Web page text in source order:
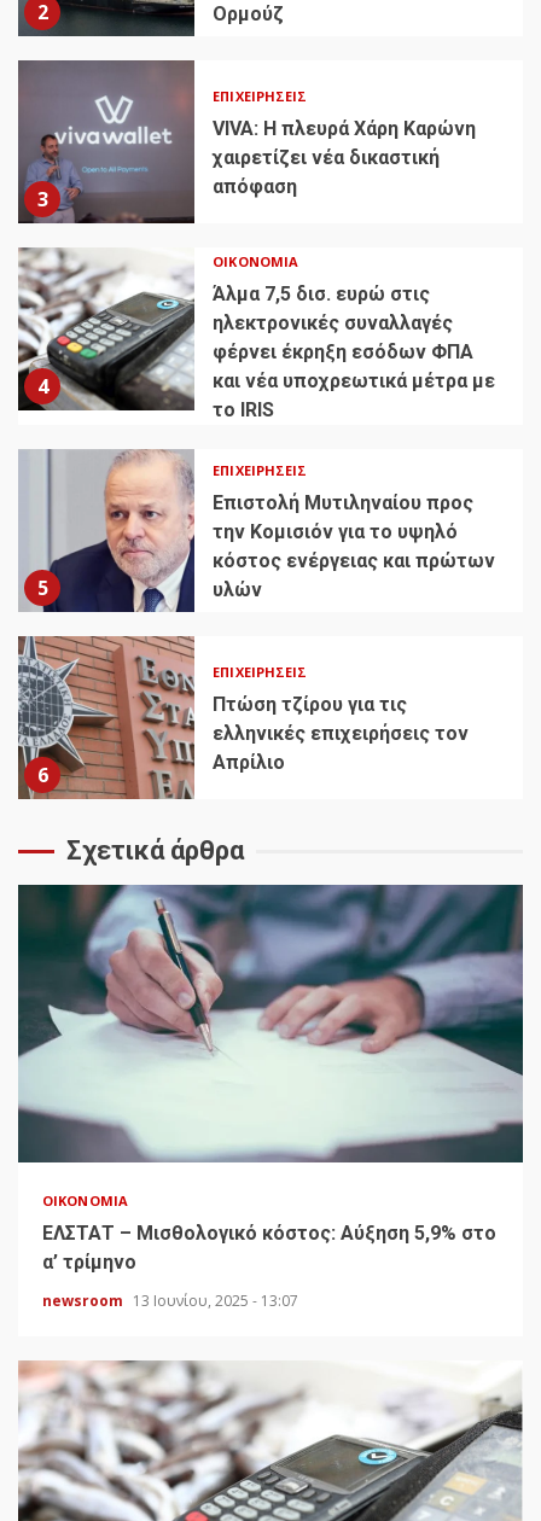
2 Ορμούζ
3
ΕΠΙΧΕΙΡΉΣΕΙΣ
VIVA: Η πλευρά Χάρη Καρώνη
χαιρετίζει νέα δικαστική
απόφαση
4
ΟΙΚΟΝΟΜΊΑ
Άλμα 7,5 δισ. ευρώ στις
ηλεκτρονικές συναλλαγές
φέρνει έκρηξη εσόδων ΦΠΑ
και νέα υποχρεωτικά μέτρα με
το IRIS
5
ΕΠΙΧΕΙΡΉΣΕΙΣ
Επιστολή Μυτιληναίου προς
την Κομισιόν για το υψηλό
κόστος ενέργειας και πρώτων
υλών
6
ΕΠΙΧΕΙΡΉΣΕΙΣ
Πτώση τζίρου για τις
ελληνικές επιχειρήσεις τον
Απρίλιο
Σχετικά άρθρα
ΟΙΚΟΝΟΜΊΑ
ΕΛΣΤΑΤ – Μισθολογικό κόστος: Αύξηση 5,9% στο
α’ τρίμηνο
newsroom 13 Ιουνίου, 2025 - 13:07